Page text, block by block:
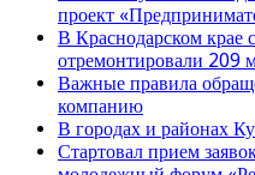
проект
В Краснодарском крае
отремонтировали 209
Важные правила
компанию
В городах и районах
Стартовал прием